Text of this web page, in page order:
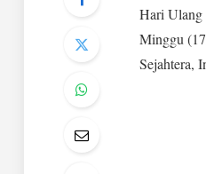
Hari Ulang
Minggu
Sejahtera,